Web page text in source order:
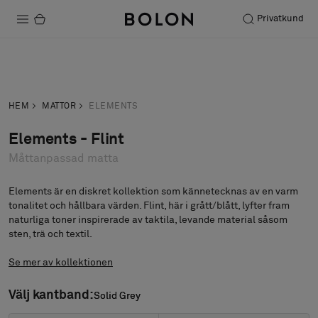
Privatkund
Hållbarhet
Installation
Underhåll
FAQ
HEM MATTOR ELEMENTS
Elements - Flint
Måttanpassad matta
Elements är en diskret kollektion som kännetecknas av en varm
tonalitet och hållbara värden. Flint, här i grått/blått, lyfter fram
naturliga toner inspirerade av taktila, levande material såsom
sten, trä och textil.
Se mer av kollektionen
Välj kantband:Solid Grey
Solid Grey